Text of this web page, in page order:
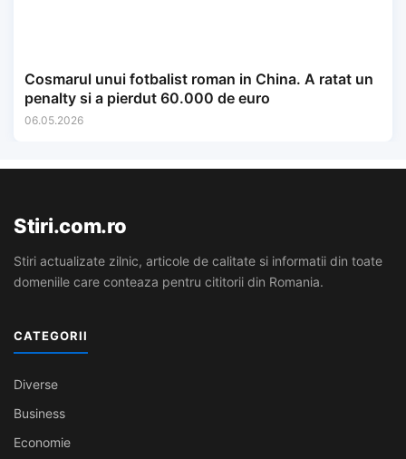
Cosmarul unui fotbalist roman in China. A ratat un
penalty si a pierdut 60.000 de euro
06.05.2026
Stiri.com.ro
Stiri actualizate zilnic, articole de calitate si informatii din toate
domeniile care conteaza pentru cititorii din Romania.
CATEGORII
Diverse
Business
Economie